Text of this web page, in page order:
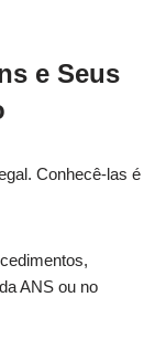
e Seus
Conhecê-las é
ANS ou no